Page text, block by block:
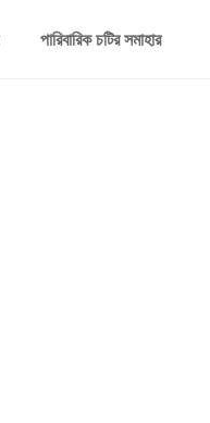
পারিবারিক চটির সমাহার